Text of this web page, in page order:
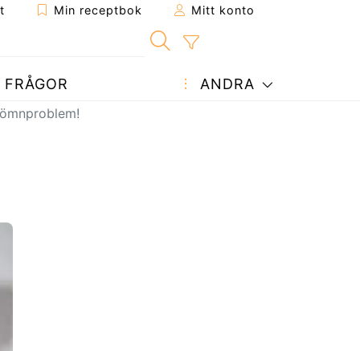
Min receptbok Mitt konto
FRÅGOR ANDRA